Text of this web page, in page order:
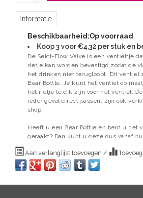
Informatie
Beschikbaarheid:Op voorraad
Koop 3 voor €4,32 per stuk en
De Selct-Flow Valve is een ventieltje
rietje kan worden bevestigd zodat de
het drinken niet terugloopt. Dit ventiel
Bear Bottle. Je kunt het ventiel op
het rietje te dik zijn voor het ventiel.
ieder geval direct passen, zijn ook
shop.
Heeft u een Bear Bottle en bent u het
geraakt? Dan kunt u deze dus vanaf
Aan verlanglijst toevoegen /